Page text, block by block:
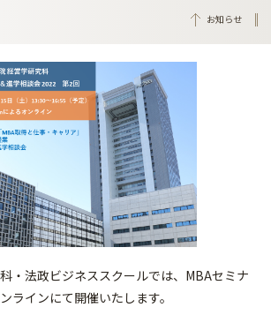
お知らせ
・法政ビジネススクールでは、MBAセミナ
ラインにて開催いたします。